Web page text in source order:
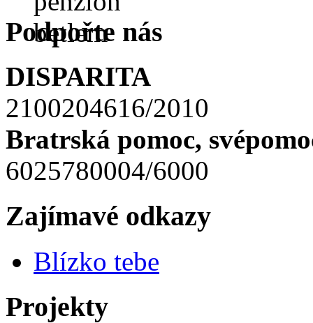
Podpořte nás
DISPARITA
2100204616/2010
Bratrská pomoc,
6025780004/6000
Zajímavé odkazy
Blízko tebe
Projekty